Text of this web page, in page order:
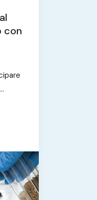
con